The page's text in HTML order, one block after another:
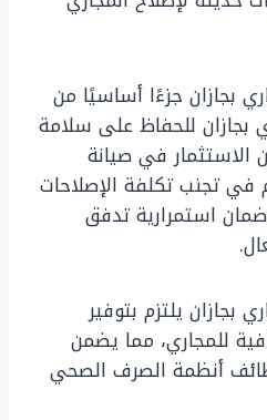
بجازان جزءًا أساسيًا من
للحفاظ على سلامة
الاستثمار في صيانة
تجنب تكلفة الإصلاحات
استمرارية تدفق
بجازان يلتزم بتوفير
للمجاري، مما يضمن
أنظمة الصرف الصحي